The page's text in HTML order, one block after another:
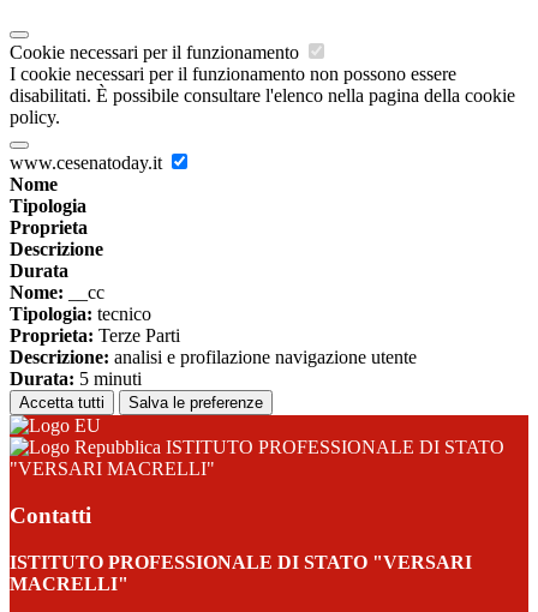
Cookie necessari per il funzionamento
I cookie necessari per il funzionamento non possono essere
disabilitati. È possibile consultare l'elenco nella pagina della cookie
policy.
www.cesenatoday.it
Nome
Tipologia
Proprieta
Descrizione
Durata
Nome: __cc
Tipologia: tecnico
Proprieta: Terze Parti
Descrizione: analisi e profilazione navigazione utente
Durata: 5 minuti
Accetta tutti Salva le preferenze
ISTITUTO PROFESSIONALE DI STATO
"VERSARI MACRELLI"
Contatti
ISTITUTO PROFESSIONALE DI STATO "VERSARI
MACRELLI"